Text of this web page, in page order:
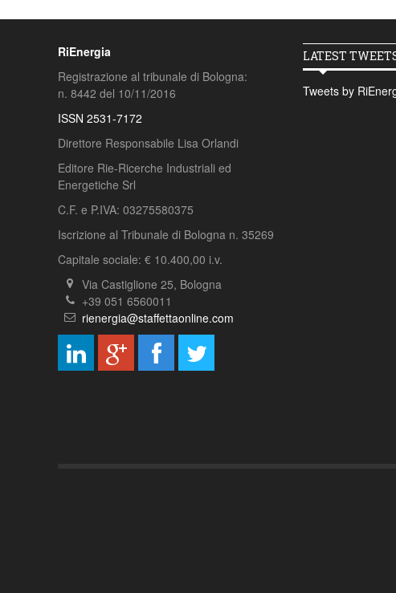
RiEnergia
Registrazione al tribunale di Bologna:
n. 8442 del 10/11/2016
ISSN 2531-7172
Direttore Responsabile Lisa Orlandi
Editore Rie-Ricerche Industriali ed
Energetiche Srl
C.F. e P.IVA: 03275580375
Iscrizione al Tribunale di Bologna n. 35269
Capitale sociale: € 10.400,00 i.v.
Via Castiglione 25, Bologna
+39 051 6560011
rienergia@staffettaonline.com
LATEST
Tweets by